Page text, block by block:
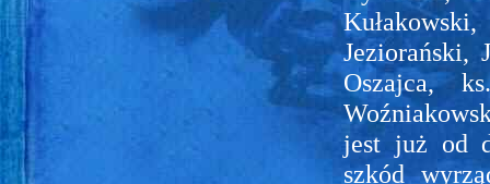
Jeziorański,
Oszajca,
jest już od
szkód